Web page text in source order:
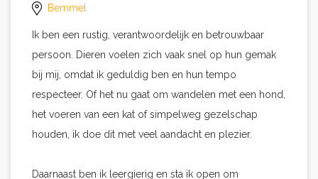
Bemmel
Ik ben een rustig, verantwoordelijk en betrouwbaar
persoon. Dieren voelen zich vaak snel op hun gemak
bij mij, omdat ik geduldig ben en hun tempo
respecteer. Of het nu gaat om wandelen met een hond,
het voeren van een kat of simpelweg gezelschap
houden, ik doe dit met veel aandacht en plezier.
Daarnaast ben ik leergierig en sta ik open om